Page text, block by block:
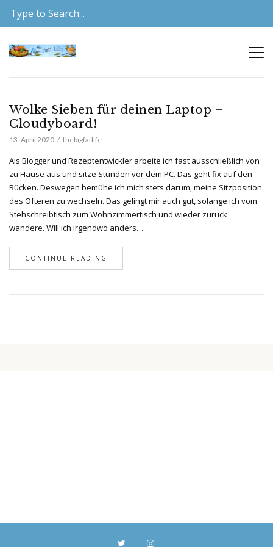
Wolke Sieben für deinen Laptop –
Cloudyboard!
13. April 2020 thebigfatlife
Als Blogger und Rezeptentwickler arbeite ich fast ausschließlich von
zu Hause aus und sitze Stunden vor dem PC. Das geht fix auf den
Rücken. Deswegen bemühe ich mich stets darum, meine Sitzposition
des Öfteren zu wechseln. Das gelingt mir auch gut, solange ich vom
Stehschreibtisch zum Wohnzimmertisch und wieder zurück
wandere. Will ich irgendwo anders…
CONTINUE READING